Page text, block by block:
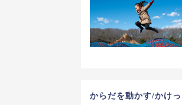
からだを動かす/かけ